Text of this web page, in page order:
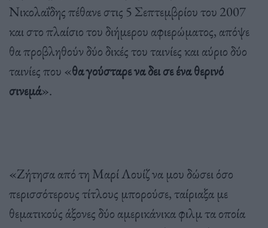
Νικολαΐδης πέθανε στις 5 Σεπτεμβρίου του 2007
και στο πλαίσιο του διήμερου αφιερώματος, απόψε
θα προβληθούν δύο δικές του ταινίες και αύριο δύο
ταινίες που «θα γούσταρε να δει σε ένα θερινό
σινεμά».
«Ζήτησα από τη Μαρί Λουίζ να μου δώσει όσο
περισσότερους τίτλους μπορούσε, ταίριαξα με
θεματικούς άξονες δύο αμερικάνικα φιλμ τα οποία